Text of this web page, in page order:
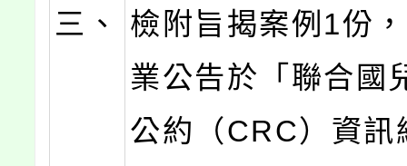
三、
檢附旨揭案例1份
業公告於「聯合國
公約（CRC）資訊